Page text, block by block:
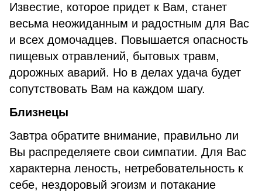
Известие, которое придет к Вам, станет
весьма неожиданным и радостным для Вас
и всех домочадцев. Повышается опасность
пищевых отравлений, бытовых травм,
дорожных аварий. Но в делах удача будет
сопутствовать Вам на каждом шагу.
Близнецы
Завтра обратите внимание, правильно ли
Вы распределяете свои симпатии. Для Вас
характерна леность, нетребовательность к
себе, нездоровый эгоизм и потакание